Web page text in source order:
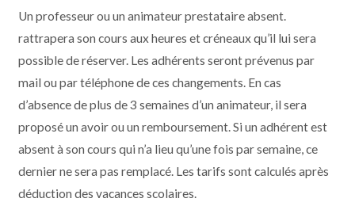
Un professeur ou un animateur prestataire absent.
rattrapera son cours aux heures et créneaux qu’il lui sera
possible de réserver. Les adhérents seront prévenus par
mail ou par téléphone de ces changements. En cas
d’absence de plus de 3 semaines d’un animateur, il sera
proposé un avoir ou un remboursement. Si un adhérent est
absent à son cours qui n’a lieu qu’une fois par semaine, ce
dernier ne sera pas remplacé. Les tarifs sont calculés après
déduction des vacances scolaires.